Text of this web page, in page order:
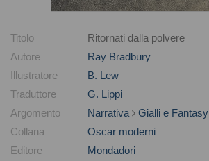
Titolo
Ritornati dalla polvere
Autore
Ray Bradbury
Illustratore
B. Lew
Traduttore
G. Lippi
Argomento
Narrativa
Gialli e Fantasy
Collana
Oscar moderni
Editore
Mondadori